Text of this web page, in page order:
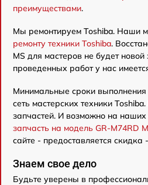
преимуществами.
Мы ремонтируем Toshiba. Наши
ремонту техники Toshiba.
MS для мастеров не будет
проведенных работ у нас
Минимальные сроки
сеть мастерских техники
запчастей. И возможно на
запчасть на модель GR-M74RD
сайте - предоставляется скидка
Знаем свое дело
Будьте уверены в